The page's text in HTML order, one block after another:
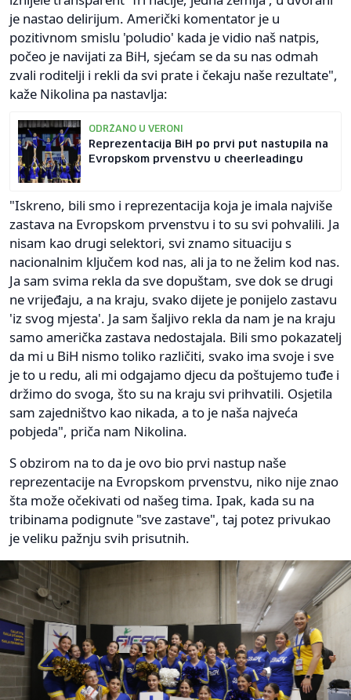
je nastao delirijum. Američki komentator je u
pozitivnom smislu 'poludio' kada je vidio naš natpis,
počeo je navijati za BiH, sjećam se da su nas odmah
zvali roditelji i rekli da svi prate i čekaju naše rezultate",
kaže Nikolina pa nastavlja:
ODRŽANO U VERONI
Reprezentacija BiH po prvi put nastupila na
Evropskom prvenstvu u cheerleadingu
"Iskreno, bili smo i reprezentacija koja je imala najviše
zastava na Evropskom prvenstvu i to su svi pohvalili. Ja
nisam kao drugi selektori, svi znamo situaciju s
nacionalnim ključem kod nas, ali ja to ne želim kod nas.
Ja sam svima rekla da sve dopuštam, sve dok se drugi
ne vrijeđaju, a na kraju, svako dijete je ponijelo zastavu
'iz svog mjesta'. Ja sam šaljivo rekla da nam je na kraju
samo američka zastava nedostajala. Bili smo pokazatelj
da mi u BiH nismo toliko različiti, svako ima svoje i sve
je to u redu, ali mi odgajamo djecu da poštujemo tuđe i
držimo do svoga, što su na kraju svi prihvatili. Osjetila
sam zajedništvo kao nikada, a to je naša najveća
pobjeda", priča nam Nikolina.
S obzirom na to da je ovo bio prvi nastup naše
reprezentacije na Evropskom prvenstvu, niko nije znao
šta može očekivati od našeg tima. Ipak, kada su na
tribinama podignute "sve zastave", taj potez privukao
je veliku pažnju svih prisutnih.